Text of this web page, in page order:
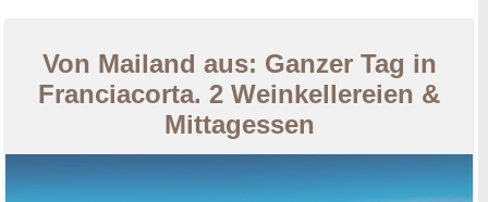
Von Mailand aus: Ganzer Tag in
Franciacorta. 2 Weinkellereien &
Mittagessen